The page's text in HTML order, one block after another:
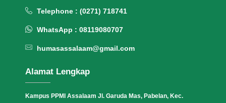
Telephone : (0271) 718741
WhatsApp : 08119080707
humasassalaam@gmail.com
Alamat Lengkap
Kampus PPMI Assalaam Jl. Garuda Mas, Pabelan, Kec.